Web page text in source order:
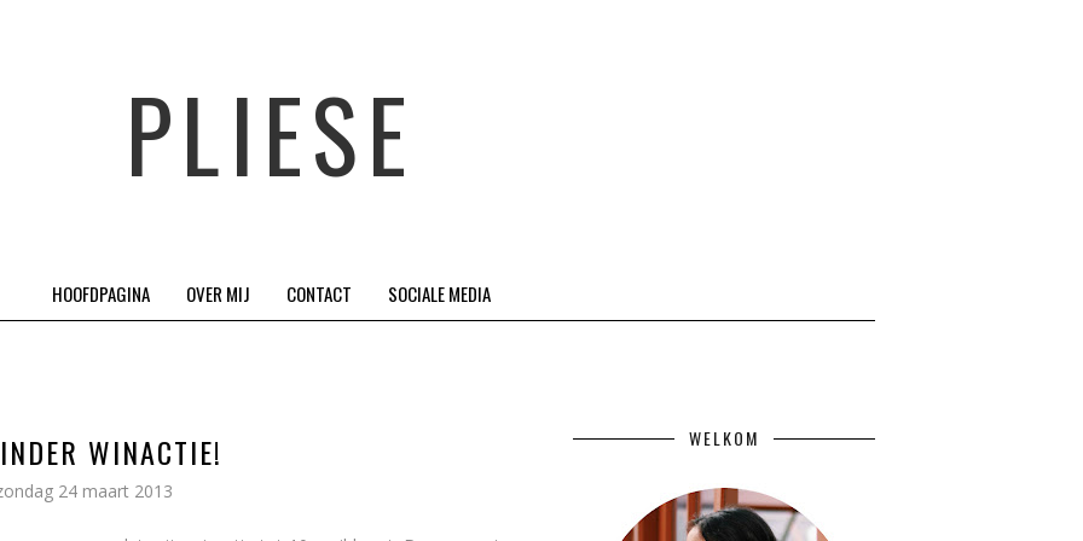
PLIESE
HOOFDPAGINA OVER MIJ CONTACT SOCIALE MEDIA
WINACTIE!
24 maart 2013
WELKOM